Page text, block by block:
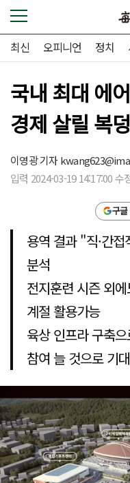
최신 오피니언 정치
국내 최대 에
경제 살릴 복
이영광 기자
입력 2024-03-19 14:17:00 수
구글
용역 결과 "직·간
분석
전지훈련 시즌 외
계절 활용가능
육상 인프라 구축
참여 늘 것으로 기대